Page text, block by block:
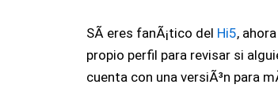
SÃ­ eres fanÃ¡tico del Hi5,
propio perfil para revisar si
cuenta con una versiÃ³n para